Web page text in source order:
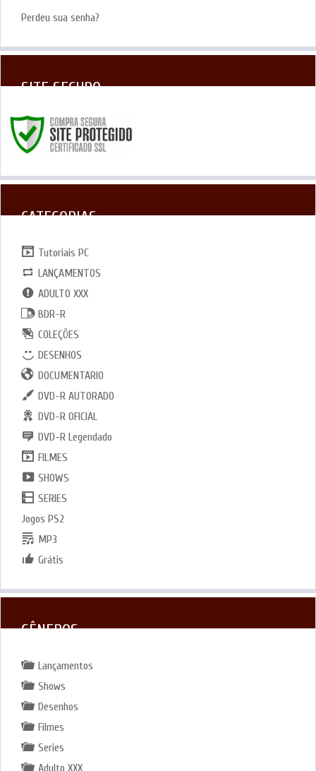
Perdeu sua senha?
SITE SEGURO
CATEGORIAS
Tutoriais PC
LANÇAMENTOS
ADULTO XXX
BDR-R
COLEÇÕES
DESENHOS
DOCUMENTARIO
DVD-R AUTORADO
DVD-R OFICIAL
DVD-R Legendado
FILMES
SHOWS
SERIES
Jogos PS2
MP3
Grátis
GÊNEROS
Lançamentos
Shows
Desenhos
Filmes
Series
Adulto XXX